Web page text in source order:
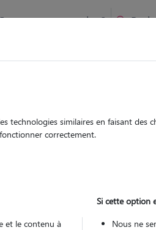
ça marche ?
similaires en faisant des
correctement.
et le contenu à
Si cette option
Nous ne